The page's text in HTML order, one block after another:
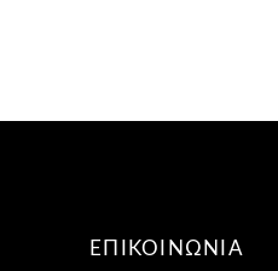
ΕΠΙΚΟΙΝΩΝΙΑ